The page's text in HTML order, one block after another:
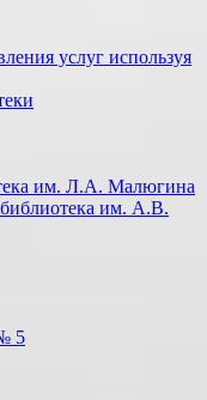
услуг используя
им. Л.А. Малюгина
библиотека им. А.В.
5